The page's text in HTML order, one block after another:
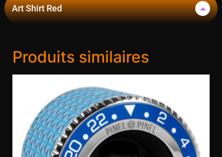
Art Shirt Red
Produits similaires